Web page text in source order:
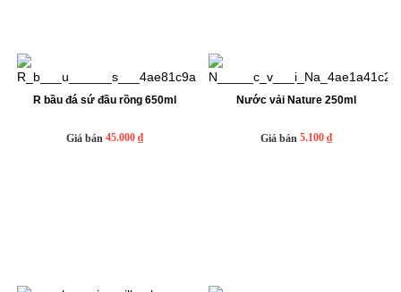
R bầu đá sứ đầu rồng 650ml
Giá bán 45.000 ₫
Nước vải Nature 250ml
Giá bán 5.100 ₫